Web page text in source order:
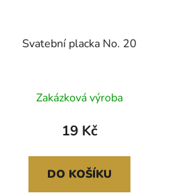
Svatební placka No. 20
Zakázková výroba
19 Kč
DO KOŠÍKU